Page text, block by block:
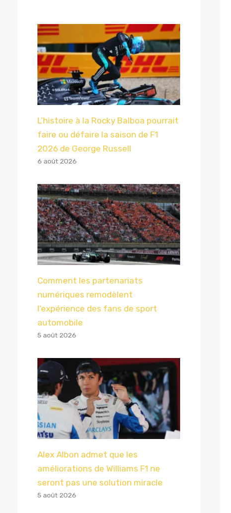
L’histoire à la Rocky Balboa pourrait
faire ou défaire la saison de F1
2026 de George Russell
6 août 2026
Comment les partenariats
numériques remodèlent
l’expérience des fans de sport
automobile
5 août 2026
Alex Albon admet que les
améliorations de Williams F1 ne
seront pas une solution miracle
5 août 2026